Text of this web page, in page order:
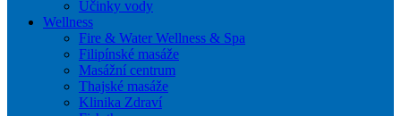
Účinky vody
Wellness
Fire & Water Wellness & Spa
Filipínské masáže
Masážní centrum
Thajské masáže
Klinika Zdraví